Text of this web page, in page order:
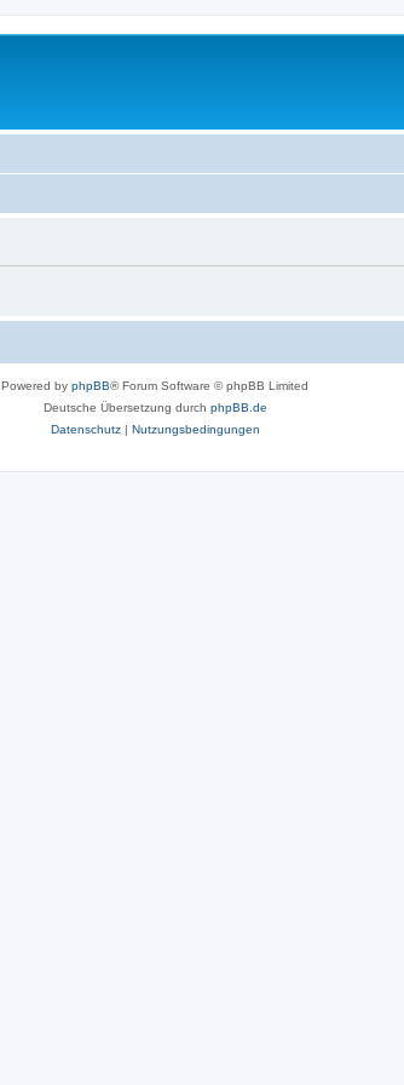
Powered by phpBB® Forum Software © phpBB Limited
Deutsche Übersetzung durch phpBB.de
Datenschutz| Nutzungsbedingungen